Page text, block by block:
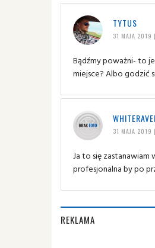
TYTUS
31 MAJA
Bądźmy poważni- to
miejsce? Albo godzić
31 MAJA
Ja to się zastanawiam
profesjonalna by po
REKLAMA